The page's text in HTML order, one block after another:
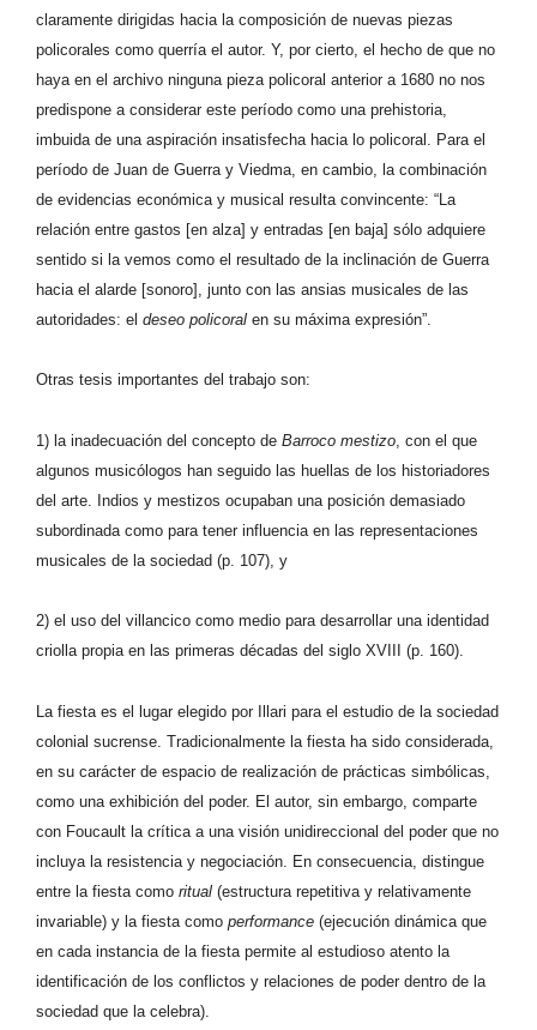
claramente dirigidas hacia la composición de nuevas piezas
policorales como querría el autor. Y, por cierto, el hecho de que no
haya en el archivo ninguna pieza policoral anterior a 1680 no nos
predispone a considerar este período como una prehistoria,
imbuida de una aspiración insatisfecha hacia lo policoral. Para el
período de Juan de Guerra y Viedma, en cambio, la combinación
de evidencias económica y musical resulta convincente: “La
relación entre gastos [en alza] y entradas [en baja] sólo adquiere
sentido si la vemos como el resultado de la inclinación de Guerra
hacia el alarde [sonoro], junto con las ansias musicales de las
autoridades: el deseo policoral en su máxima expresión”.
Otras tesis importantes del trabajo son:
1) la inadecuación del concepto de Barroco mestizo , con el que
algunos musicólogos han seguido las huellas de los historiadores
del arte. Indios y mestizos ocupaban una posición demasiado
subordinada como para tener influencia en las representaciones
musicales de la sociedad (p. 107), y
2) el uso del villancico como medio para desarrollar una identidad
criolla propia en las primeras décadas del siglo XVIII (p. 160).
La fiesta es el lugar elegido por Illari para el estudio de la sociedad
colonial sucrense. Tradicionalmente la fiesta ha sido considerada,
en su carácter de espacio de realización de prácticas simbólicas,
como una exhibición del poder. El autor, sin embargo, comparte
con Foucault la crítica a una visión unidireccional del poder que no
incluya la resistencia y negociación. En consecuencia, distingue
entre la fiesta como ritual (estructura repetitiva y relativamente
invariable) y la fiesta como performance (ejecución dinámica que
en cada instancia de la fiesta permite al estudioso atento la
identificación de los conflictos y relaciones de poder dentro de la
sociedad que la celebra).